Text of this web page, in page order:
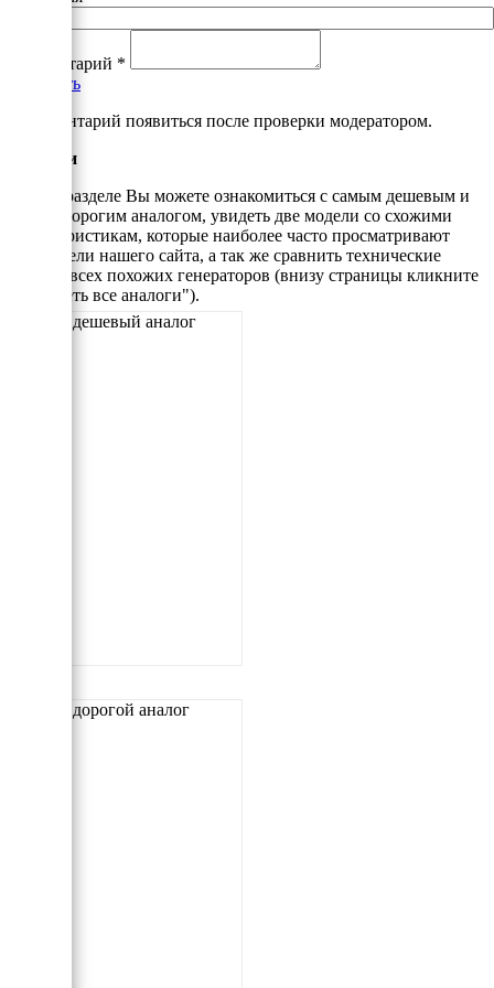
Комментарий *
Добавить
*Комментарий появиться после проверки модератором.
Аналоги
В этом разделе Вы можете ознакомиться с самым дешевым и
самым дорогим аналогом, увидеть две модели со схожими
характеристикам, которые наиболее часто просматривают
посетители нашего сайта, а так же сравнить технические
данные всех похожих генераторов (внизу страницы кликните
"Смотреть все аналоги").
Самый дешевый аналог
Самый дорогой аналог